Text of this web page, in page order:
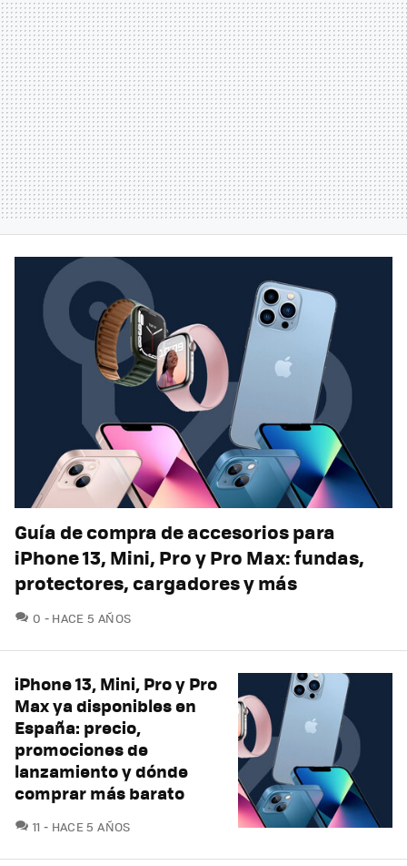
Guía de compra de accesorios para
iPhone 13, Mini, Pro y Pro Max: fundas,
protectores, cargadores y más
0 COMENTARIOS
HACE 5 AÑOS
iPhone 13, Mini, Pro y Pro
Max ya disponibles en
España: precio,
promociones de
lanzamiento y dónde
comprar más barato
11 COMENTARIOS
HACE 5 AÑOS